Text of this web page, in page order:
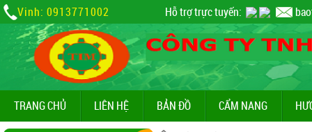
Vinh: 0913771002 Hỗ trợ trực tuyến:
TRANG CHỦ LIÊN HỆ BẢN ĐỒ CẨM NANG